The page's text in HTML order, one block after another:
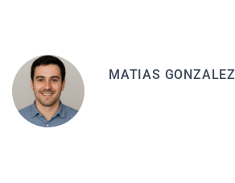
MATIAS GONZALEZ